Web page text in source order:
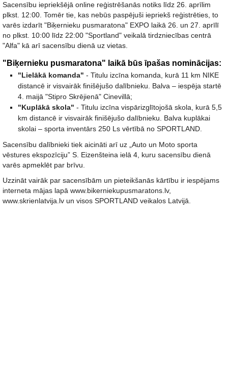
Sacensību iepriekšējā online reģistrēšanās notiks līdz 26. aprīlim
plkst. 12:00. Tomēr tie, kas nebūs paspējuši iepriekš reģistrēties, to
varēs izdarīt "Biķernieku pusmaratona" EXPO laikā 26. un 27. aprīlī
no plkst. 10:00 līdz 22:00 "Sportland" veikalā tirdzniecības centrā
"Alfa" kā arī sacensību dienā uz vietas.
"Biķernieku pusmaratona" laikā būs īpašas nominācijas:
"Lielākā komanda" - Titulu izcīna komanda, kurā 11 km NIKE
distancē ir visvairāk finišējušo dalībnieku. Balva – iespēja startē
4. maijā "Stipro Skrējienā" Cinevillā;
"Kuplākā skola" - Titulu izcīna vispārizglītojošā skola, kurā 5,5
km distancē ir visvairāk finišējušo dalībnieku. Balva kuplākai
skolai – sporta inventārs 250 Ls vērtībā no SPORTLAND.
Sacensību dalībnieki tiek aicināti arī uz „Auto un Moto sporta
vēstures ekspozīciju” S. Eizenšteina ielā 4, kuru sacensību dienā
varēs apmeklēt par brīvu.
Uzzināt vairāk par sacensībām un pieteikšanās kārtību ir iespējams
interneta mājas lapā www.bikerniekupusmaratons.lv,
www.skrienlatvija.lv un visos SPORTLAND veikalos Latvijā.